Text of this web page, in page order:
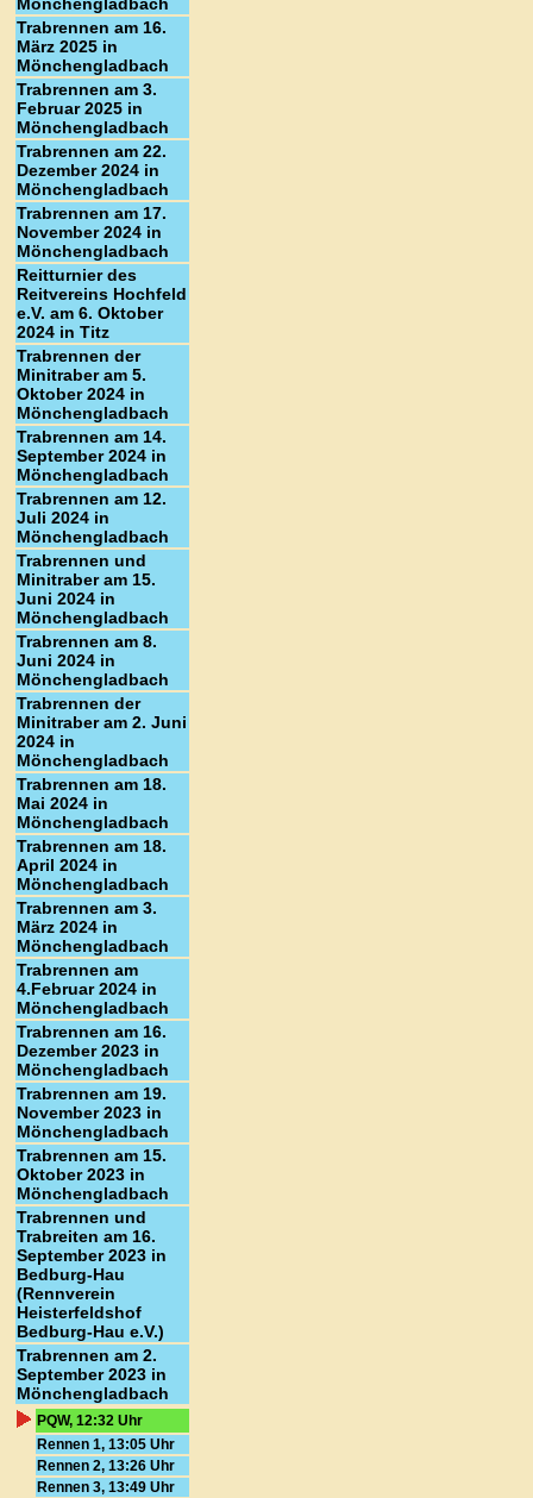
Trabrennen am 16.
März 2025 in
Mönchengladbach
Trabrennen am 3.
Februar 2025 in
Mönchengladbach
Trabrennen am 22.
Dezember 2024 in
Mönchengladbach
Trabrennen am 17.
November 2024 in
Mönchengladbach
Reitturnier des
Reitvereins Hochfeld
e.V. am 6. Oktober
2024 in Titz
Trabrennen der
Minitraber am 5.
Oktober 2024 in
Mönchengladbach
Trabrennen am 14.
September 2024 in
Mönchengladbach
Trabrennen am 12.
Juli 2024 in
Mönchengladbach
Trabrennen und
Minitraber am 15.
Juni 2024 in
Mönchengladbach
Trabrennen am 8.
Juni 2024 in
Mönchengladbach
Trabrennen der
Minitraber am 2. Juni
2024 in
Mönchengladbach
Trabrennen am 18.
Mai 2024 in
Mönchengladbach
Trabrennen am 18.
April 2024 in
Mönchengladbach
Trabrennen am 3.
März 2024 in
Mönchengladbach
Trabrennen am
4.Februar 2024 in
Mönchengladbach
Trabrennen am 16.
Dezember 2023 in
Mönchengladbach
Trabrennen am 19.
November 2023 in
Mönchengladbach
Trabrennen am 15.
Oktober 2023 in
Mönchengladbach
Trabrennen und
Trabreiten am 16.
September 2023 in
Bedburg-Hau
(Rennverein
Heisterfeldshof
Bedburg-Hau e.V.)
Trabrennen am 2.
September 2023 in
Mönchengladbach
PQW, 12:32 Uhr
Rennen 1, 13:05 Uhr
Rennen 2, 13:26 Uhr
Rennen 3, 13:49 Uhr